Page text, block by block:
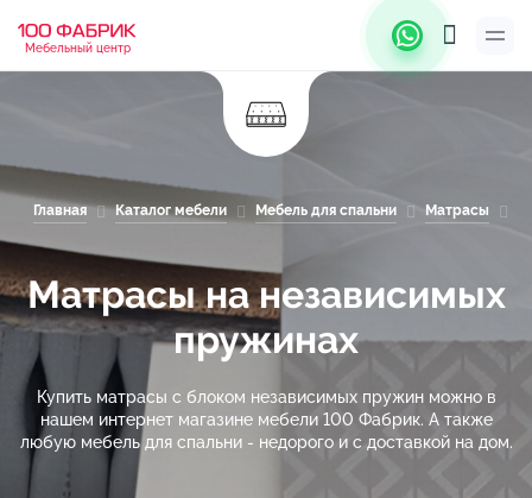
Мебельный центр
Главная Каталог мебели Мебель для спальни Матрасы
Матрасы на независимых
пружинах
Купить матрасы с блоком независимых пружин можно в
нашем интернет магазине мебели 100 Фабрик. А также
любую мебель для спальни - недорого и с доставкой на дом.